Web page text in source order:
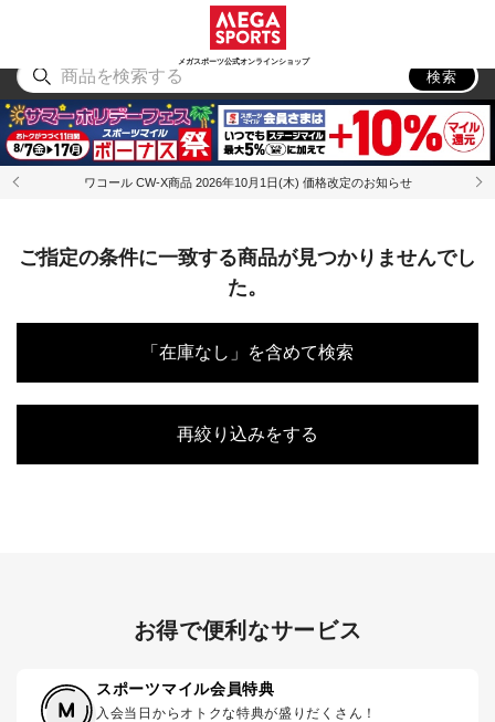
メガスポーツ公式オンラインショップ
アウトドア
検索
ワコール CW-X商品 2026年10月1日(木) 価格改定のお知らせ
ご指定の条件に一致する商品が見つかりませんでし
た。
「在庫なし」を含めて検索
再絞り込みをする
お得で便利なサービス
スポーツマイル会員特典
入会当日からオトクな特典が盛りだくさん！